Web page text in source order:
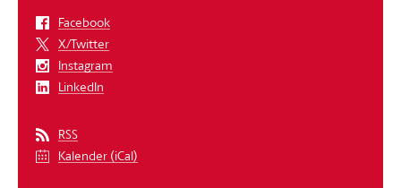
Facebook
X/Twitter
Instagram
LinkedIn
RSS
Kalender (iCal)